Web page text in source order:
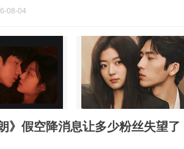
08-04
》假空降消息让多少粉丝失望了